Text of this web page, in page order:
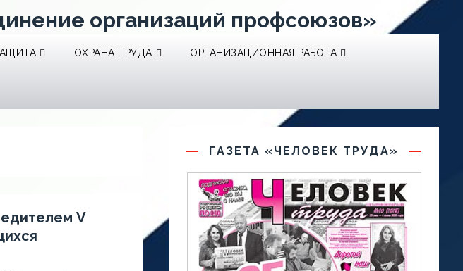
организаций профсоюзов»
ОХРАНА ТРУДА ОРГАНИЗАЦИОННАЯ РАБОТА
V
ГАЗЕТА «ЧЕЛОВЕК ТРУДА»